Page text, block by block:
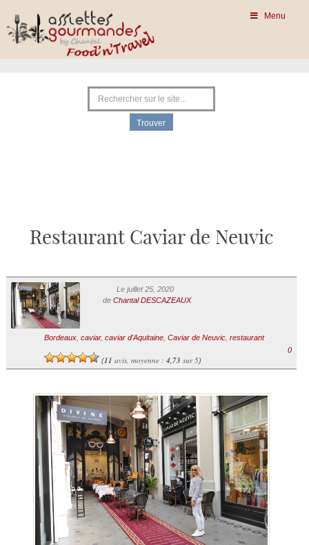
Menu
Restaurant Caviar de Neuvic
Le juillet 25, 2020
de Chantal DESCAZEAUX
Bordeaux, caviar, caviar d'Aquitaine, Caviar de Neuvic, restaurant
(11 avis, moyenne : 4,73 sur 5)
0